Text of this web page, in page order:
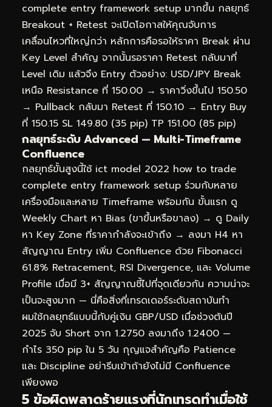
complete entry framework setup มากขึ้น กลยุทธ์
Breakout + Retest จะเปิดโอกาสให้คุณจับการ
เคลื่อนไหวที่ใหญ่กว่า หลักการคือรอให้ราคา Break ผ่าน
Key Level สำคัญ จากนั้นรอราคา Retest กลับมาที่
Level เดิม แล้วจึง Entry ตัวอย่าง: USD/JPY Break
เหนือ Resistance ที่ 150.00 → ราคาวิ่งขึ้นไป 150.50
→ Pullback กลับมา Retest ที่ 150.10 → Entry Buy
ที่ 150.15 SL 149.80 (35 pip) TP 151.00 (85 pip)
กลยุทธ์ระดับ Advanced — Multi-Timeframe
Confluence
กลยุทธ์ขั้นสูงนี้ใช้ ict model 2022 how to trade
complete entry framework setup ร่วมกับหลาย
เครื่องมือและหลาย Timeframe พร้อมกัน ขั้นแรก ดู
Weekly Chart หา Bias (ขาขึ้นหรือขาลง) → ดู Daily
หา Key Zone ที่ราคากำลังจะเข้าถึง → ลงมา H4 หา
สัญญาณ Entry เพิ่ม Confluence ด้วย Fibonacci
61.8% Retracement, RSI Divergence, และ Volume
Profile เมื่อมี 3+ สัญญาณชี้ไปที่จุดเดียวกัน ความน่าจะ
เป็นจะสูงมาก — นี่คือสิ่งที่เทรดเดอร์ระดับสถาบันทำ
ผมใช้กลยุทธ์แบบนี้กับคู่เงิน GBP/USD เมื่อช่วงต้นปี
2025 จับ Short จาก 1.2750 ลงมาถึง 1.2400 —
กำไร 350 pip ใน 5 วัน กุญแจสำคัญคือ Patience
และ Discipline อย่ารีบเข้าถ้ายังไม่มี Confluence
เพียงพอ
5 ข้อผิดพลาดร้ายแรงที่นักเทรดทำเมื่อใช้